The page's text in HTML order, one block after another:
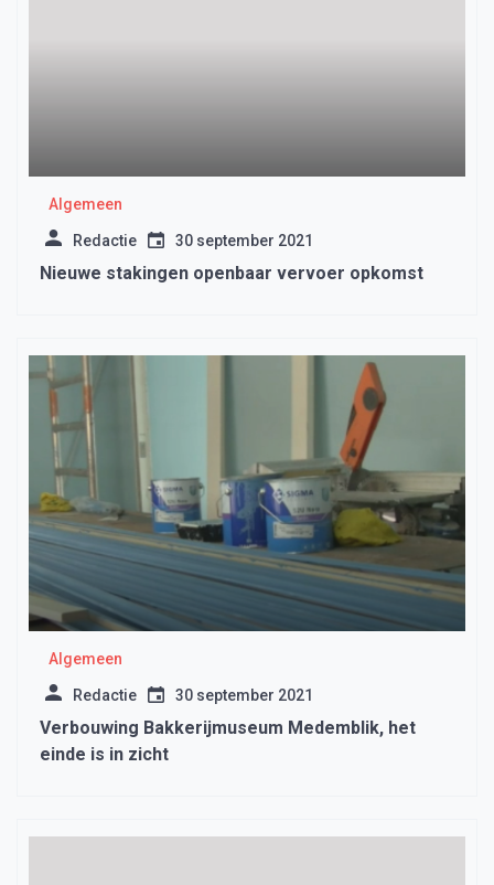
Algemeen
Redactie 30 september 2021
Nieuwe stakingen openbaar vervoer opkomst
Algemeen
Redactie 30 september 2021
Verbouwing Bakkerijmuseum Medemblik, het
einde is in zicht